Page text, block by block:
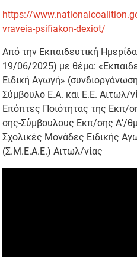
https://
vraveia-psifiakon-dexiot/
Από την Εκπαιδευτική
19/06/2025) με θέμα:
Ειδική Αγωγή»
Σύμβουλο Ε.Α. και Ε.Ε. Αιτωλ/
Επόπτες Ποιότητας της Εκπ/
σης-Σύμβουλους Εκπ/σης Α’/
Σχολικές Μονάδες Ειδικής
(Σ.Μ.Ε.Α.Ε.) Αιτωλ/νίας